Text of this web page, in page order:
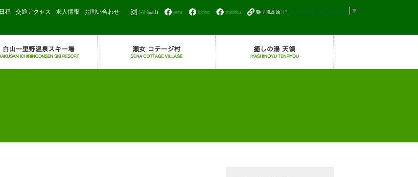
SAM白山 sena icirino shishiku 獅子吼高原HP
程 交通アクセス 求人情報 お問い合わせ Select Language ▼